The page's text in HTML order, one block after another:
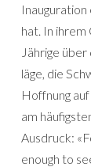
hat. In ihrem
Jährige
läge, die
Hoffnung
am
Ausdruck:
enough to